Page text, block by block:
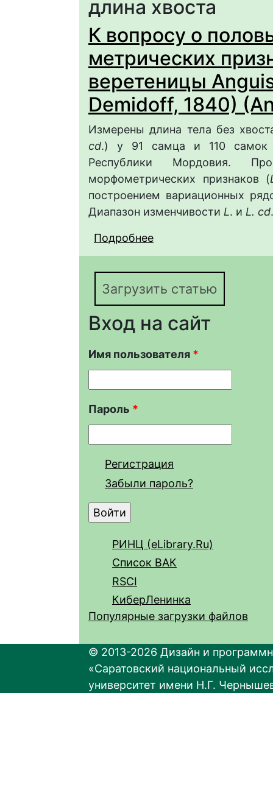
длина хвоста
К вопросу о
метрических
веретеницы
Demidoff, 1840)
Измерены длина тела без
cd.) у 91 самца и 110
Республики Мордовия.
морфометрических признаков (
построением вариационных
Диапазон изменчивости L. и L. cd.
Подробнее
колхидской
1840) (Anguidae,
Загрузить статью
Вход на сайт
Имя пользователя *
Пароль *
Регистрация
Забыли пароль?
РИНЦ (eLibrary.Ru)
Список ВАК
RSCI
КиберЛенинка
Популярные загрузки файлов
© 2013-2026 Дизайн и
«Саратовский национальный
университет имени Н.Г.